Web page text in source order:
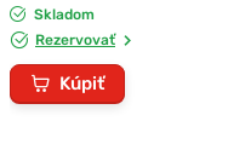
Skladom
Rezervovať
Kúpiť